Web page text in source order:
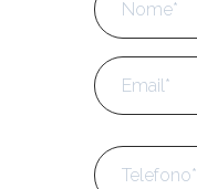
Email
Telefono *